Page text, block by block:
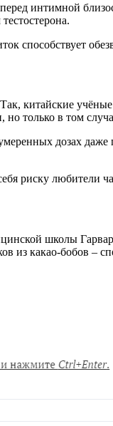
интимной
способствует
китайские
только в том
дозах
риску любители
школы
из какао-бобов –